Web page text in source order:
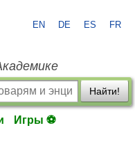
EN DE ES FR
Найти!
Игры ⚽